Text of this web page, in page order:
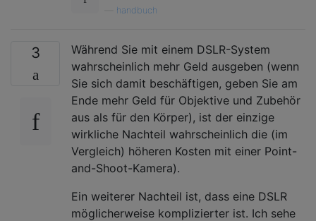
handbuch
3
Während Sie mit einem DSLR-System
wahrscheinlich mehr Geld ausgeben (wenn
Sie sich damit beschäftigen, geben Sie am
Ende mehr Geld für Objektive und Zubehör
aus als für den Körper), ist der einzige
wirkliche Nachteil wahrscheinlich die (im
Vergleich) höheren Kosten mit einer Point-
and-Shoot-Kamera).
Ein weiterer Nachteil ist, dass eine DSLR
möglicherweise komplizierter ist. Ich sehe